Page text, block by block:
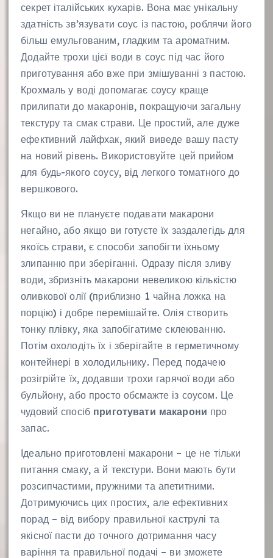
секрет італійських кухарів. Вона має унікальну
здатність зв’язувати соус із пастою, роблячи його
більш емульгованим, гладким та ароматним.
Додайте трохи цієї води в соус під час його
приготування або вже при змішуванні з пастою.
Крохмаль у воді допомагає соусу краще
прилипати до макаронів, покращуючи загальну
текстуру та смак страви. Це простий, але дуже
ефективний лайфхак, який виведе вашу пасту
на новий рівень. Використовуйте цей прийом
для будь-якого соусу, від легкого томатного до
вершкового.
Якщо ви не плануєте подавати макарони
негайно, або якщо ви готуєте їх заздалегідь для
якоїсь страви, є способи запобігти їхньому
злипанню при зберіганні. Одразу після зливу
води, збризніть макарони невеликою кількістю
оливкової олії (приблизно 1 чайна ложка на
порцію) і добре перемішайте. Олія створить
тонку плівку, яка запобігатиме склеюванню.
Потім охолодіть їх і зберігайте в герметичному
контейнері в холодильнику. Перед подачею
розігрійте їх, додавши трохи гарячої води або
бульйону, або просто обсмажте із соусом. Це
чудовий спосіб приготувати макарони про
запас.
Ідеально приготовлені макарони – це не тільки
питання смаку, а й текстури. Вони мають бути
розсипчастими, пружними та апетитними.
Дотримуючись цих простих, але ефективних
порад – від вибору правильної каструлі та
якісної пасти до точного дотримання часу
варіння та правильної подачі – ви зможете